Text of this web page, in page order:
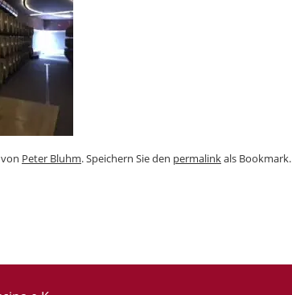
Peter Bluhm. Speichern Sie den permalinkals Bookmark.